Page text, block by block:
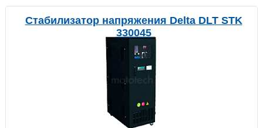
Стабилизатор напряжения Delta DLT STK
330045